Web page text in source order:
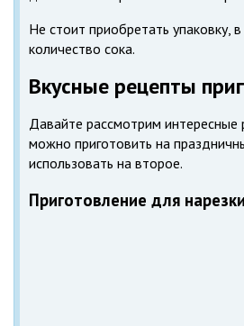
Не стоит приобретать упаковку,
количество сока.
Вкусные рецепты
Давайте рассмотрим интересные
можно приготовить на
использовать на второе.
Приготовление для нарезки